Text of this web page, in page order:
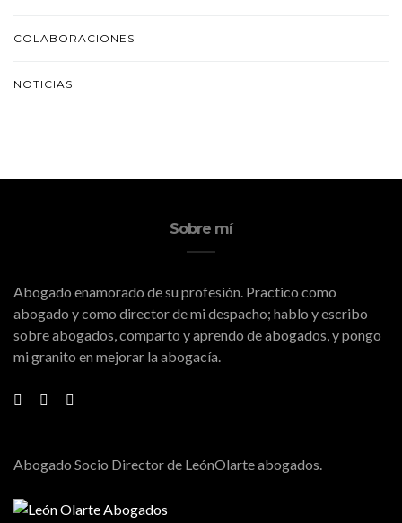
COLABORACIONES
NOTICIAS
Sobre mí
Abogado enamorado de su profesión. Practico como
abogado y como director de mi despacho; hablo y escribo
sobre abogados, comparto y aprendo de abogados, y pongo
mi granito en mejorar la abogacía.
Abogado Socio Director de LeónOlarte abogados.